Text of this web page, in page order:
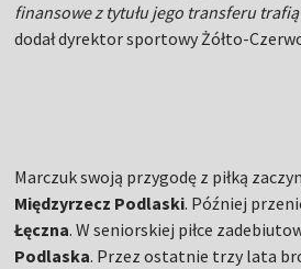
finansowe z tytułu jego transferu
dodał dyrektor sportowy Żółto-
Marczuk swoją przygodę z piłką
Międzyrzecz Podlaski. Później
Łęczna. W seniorskiej piłce
Podlaska. Przez ostatnie trzy lata